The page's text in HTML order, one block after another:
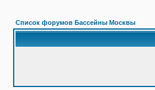
Список форумов Бассейны Москвы